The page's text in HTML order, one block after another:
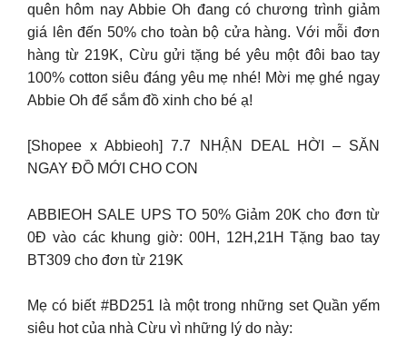
quên hôm nay Abbie Oh đang có chương trình giảm
giá lên đến 50% cho toàn bộ cửa hàng. Với mỗi đơn
hàng từ 219K, Cừu gửi tặng bé yêu một đôi bao tay
100% cotton siêu đáng yêu mẹ nhé! Mời mẹ ghé ngay
Abbie Oh để sắm đồ xinh cho bé ạ!
[Shopee x Abbieoh] 7.7 NHẬN DEAL HỜI – SĂN
NGAY ĐỒ MỚI CHO CON
ABBIEOH SALE UPS TO 50% Giảm 20K cho đơn từ
0Đ vào các khung giờ: 00H, 12H,21H Tặng bao tay
BT309 cho đơn từ 219K
Mẹ có biết #BD251 là một trong những set Quần yếm
siêu hot của nhà Cừu vì những lý do này: